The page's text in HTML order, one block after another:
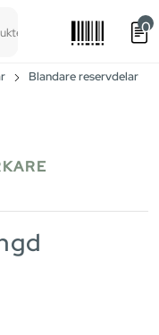
0
Blandare reservdelar